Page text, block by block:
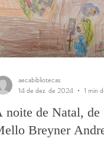
noite de Natal, de
Breyner
aecabibliotecas
14 de dez. de 2024
1 min